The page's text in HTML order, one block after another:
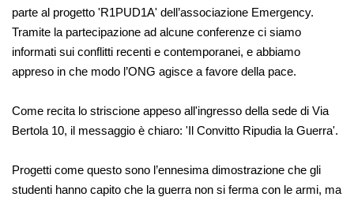
parte al progetto 'R1PUD1A' dell’associazione Emergency.
Tramite la partecipazione ad alcune conferenze ci siamo
informati sui conflitti recenti e contemporanei, e abbiamo
appreso in che modo l’ONG agisce a favore della pace.
Come recita lo striscione appeso all'ingresso della sede di Via
Bertola 10, il messaggio è chiaro: 'Il Convitto Ripudia la Guerra'.
Progetti come questo sono l’ennesima dimostrazione che gli
studenti hanno capito che la guerra non si ferma con le armi, ma